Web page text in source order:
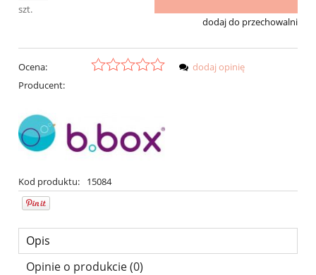
szt.
dodaj do przechowalni
Ocena:
Producent:
Kod produktu: 15084
dodaj opinię
Opis
Opinie o produkcie (0)